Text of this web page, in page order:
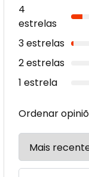
4
estrelas
3 estrelas
2 estrelas
1 estrela
Ordenar